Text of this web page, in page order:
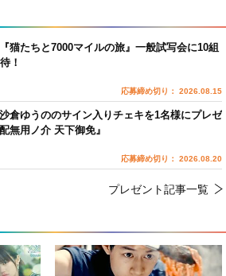
『猫たちと7000マイルの旅』一般試写会に10組
！
応募締め切り： 2026.08.15
倉ゆうののサイン入りチェキを1名様にプレゼ
無用ノ介 天下御免』
応募締め切り： 2026.08.20
プレゼント記事一覧